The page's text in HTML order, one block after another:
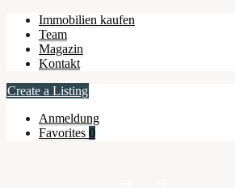
Immobilien kaufen
Team
Magazin
Kontakt
Create a Listing
Anmeldung
Favorites 0